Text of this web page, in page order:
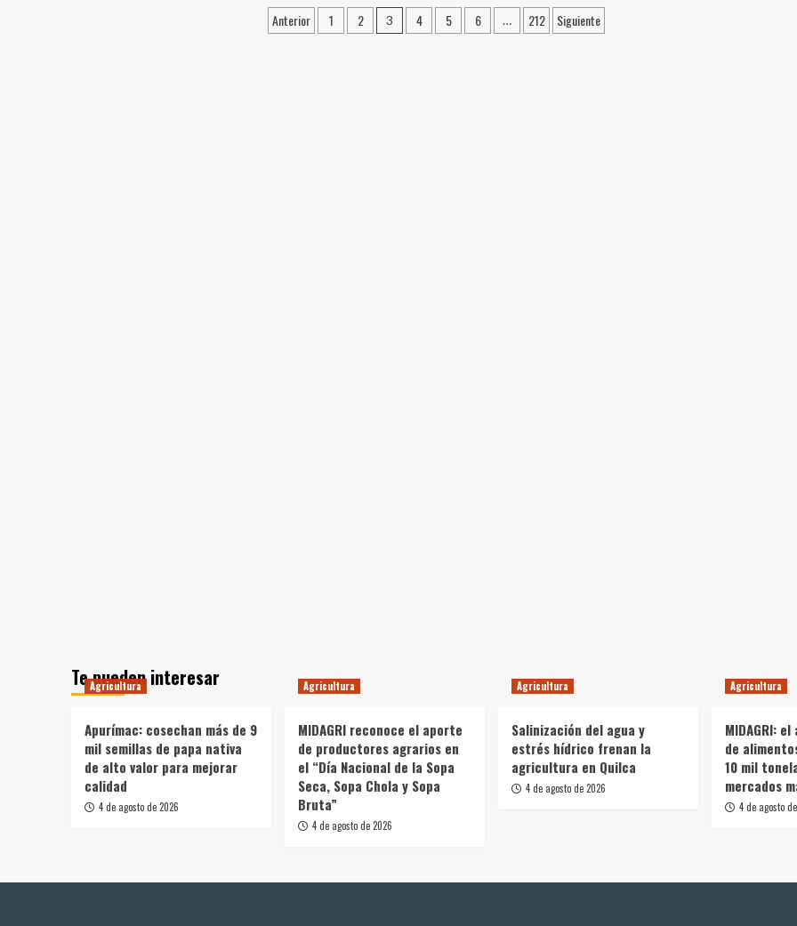
Niño
muy
PedidosYa
Paginación
Anterior 1 2 3 4 5 6 … 212 Siguiente
Te pueden interesar
Agricultura
Apurímac: cosechan más de 9
mil semillas de papa nativa
de alto valor para mejorar
calidad
4 de agosto de 2026
Agricultura
MIDAGRI reconoce el aporte
de productores agrarios en
el “Día Nacional de la Sopa
Seca, Sopa Chola y Sopa
Bruta”
4 de agosto de 2026
Agricultura
Salinización del agua y
estrés hídrico frenan la
agricultura en Quilca
4 de agosto de 2026
Agricultura
MIDAGRI:
de
10 mil
mercados
4 de agosto